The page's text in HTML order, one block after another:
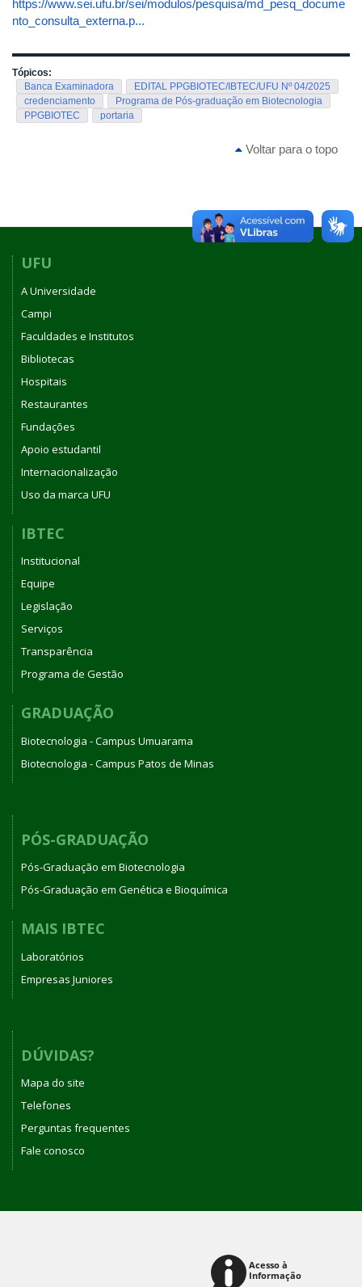
https://www.sei.ufu.br/sei/modulos/pesquisa/md_pesq_docume
nto_consulta_externa.p...
Tópicos:
Banca Examinadora
EDITAL PPGBIOTEC/IBTEC/UFU Nº 04/2025
credenciamento
Programa de Pós-graduação em Biotecnologia
PPGBIOTEC
portaria
Voltar para o topo
UFU
A Universidade
Campi
Faculdades e Institutos
Bibliotecas
Hospitais
Restaurantes
Fundações
Apoio estudantil
Internacionalização
Uso da marca UFU
IBTEC
Institucional
Equipe
Legislação
Serviços
Transparência
Programa de Gestão
GRADUAÇÃO
Biotecnologia - Campus Umuarama
Biotecnologia - Campus Patos de Minas
PÓS-GRADUAÇÃO
Pós-Graduação em Biotecnologia
Pós-Graduação em Genética e Bioquímica
MAIS IBTEC
Laboratórios
Empresas Juniores
DÚVIDAS?
Mapa do site
Telefones
Perguntas frequentes
Fale conosco